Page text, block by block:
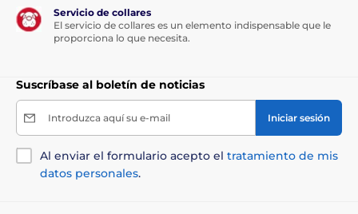
Servicio de collares
El servicio de collares es un elemento indispensable que le
proporciona lo que necesita.
Suscríbase al boletín de noticias
Introduzca aquí su e-mail Iniciar sesión
Al enviar el formulario acepto el tratamiento de mis
datos personales.